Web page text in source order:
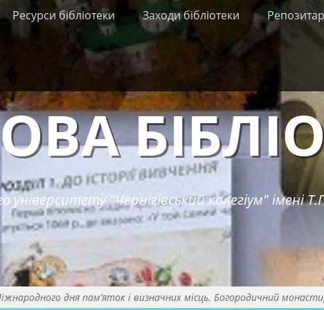
Ресурси бібліотеки Заходи бібліотеки
університету "Чернігівський колегіум" імені
дня пам’яток і визначних місць. Богородичний